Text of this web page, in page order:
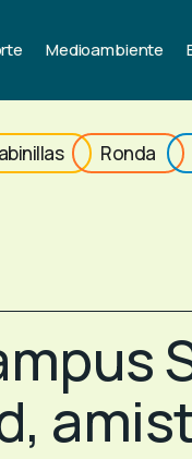
Medioambiente
Ronda